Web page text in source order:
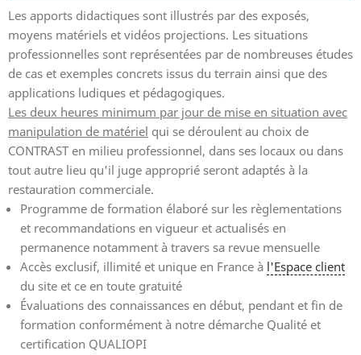
Les apports didactiques sont illustrés par des exposés,
moyens matériels et vidéos projections. Les situations
professionnelles sont représentées par de nombreuses études
de cas et exemples concrets issus du terrain ainsi que des
applications ludiques et pédagogiques.
Les deux heures minimum par jour de mise en situation avec
manipulation de matériel qui se déroulent au choix de
CONTRAST en milieu professionnel, dans ses locaux ou dans
tout autre lieu qu'il juge approprié seront adaptés à la
restauration commerciale.
Programme de formation élaboré sur les règlementations
et recommandations en vigueur et actualisés en
permanence notamment à travers sa revue mensuelle
Accès exclusif, illimité et unique en France à l'Espace client
du site et ce en toute gratuité
Évaluations des connaissances en début, pendant et fin de
formation conformément à notre démarche Qualité et
certification QUALIOPI